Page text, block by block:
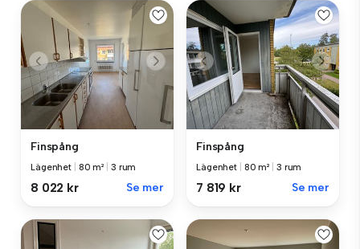
Finspång
Lägenhet 80 m² 3 rum
8 022 kr Se mer
Finspång
Lägenhet 80 m² 3 rum
7 819 kr Se mer